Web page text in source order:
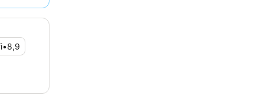
•8,9